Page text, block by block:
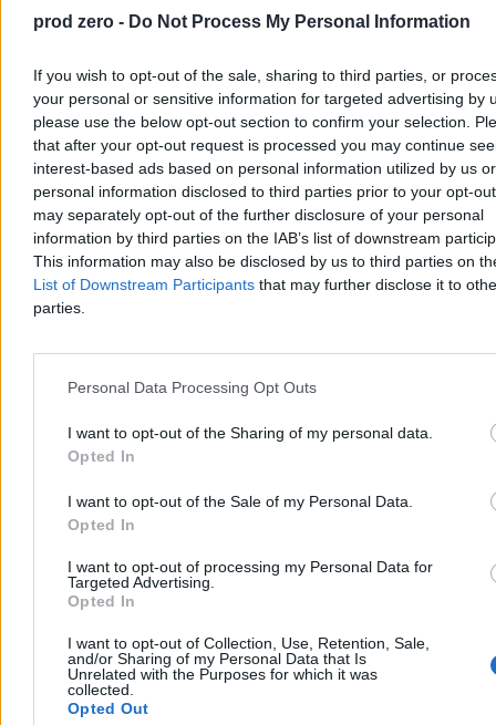
prod zero - Do Not Process My Personal Information
If you wish to opt-out of the sale, sharing to third parties, or
your personal or sensitive information for targeted advertising by
please use the below opt-out section to confirm your selection.
that after your opt-out request is processed you may continue
interest-based ads based on personal information utilized by us or
personal information disclosed to third parties prior to your opt-
may separately opt-out of the further disclosure of your personal
information by third parties on the IAB’s list of downstream
This information may also be disclosed by us to third parties on
List of Downstream Participants that may further disclose it to
parties.
Personal Data Processing Opt Outs
I want to opt-out of the Sharing of my personal data.
Opted In
I want to opt-out of the Sale of my Personal Data.
Opted In
I want to opt-out of processing my Personal Data for
Targeted Advertising.
Opted In
I want to opt-out of Collection, Use, Retention, Sale,
and/or Sharing of my Personal Data that Is
Unrelated with the Purposes for which it was
collected.
Opted Out
Nastolatek ranny ostrym narzędziem w
Kamiennej Górze. Policja szuka sprawcy
W piątek wieczorem przy ul. Księcia Bolka w Kamiennej Górze 15-
latek został zraniony ostrym przedmiotem. W poważnym stanie trafił
do szpitala. Policja bada okoliczności zdarzenia, przesłuchuje
świadków i zabezpiecza dowody, by ustalić sprawcę lub sprawców
napaści.
Wczoraj 21:41
Kraj